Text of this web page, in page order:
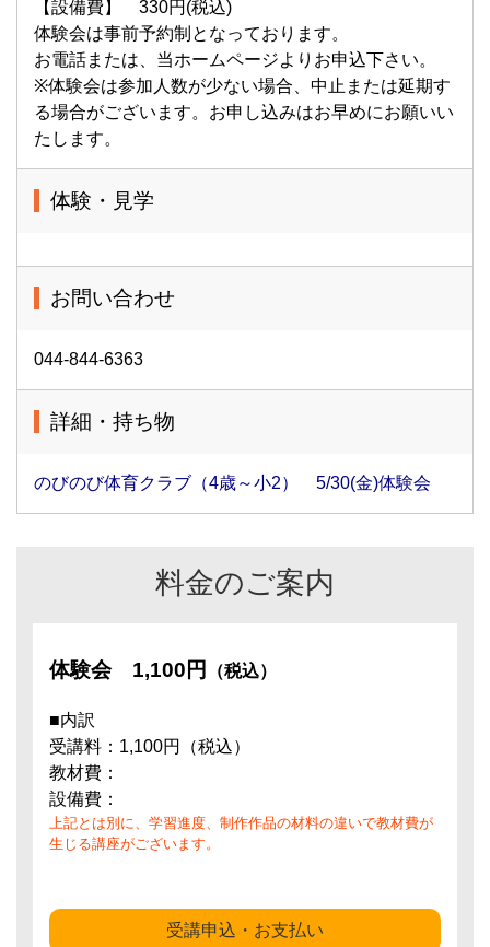
【設備費】 330円(税込)
体験会は事前予約制となっております。
お電話または、当ホームページよりお申込下さい。
※体験会は参加人数が少ない場合、中止または延期す
る場合がございます。お申し込みはお早めにお願いい
たします。
体験・見学
お問い合わせ
044-844-6363
詳細・持ち物
のびのび体育クラブ（4歳～小2） 5/30(金)体験会
料金のご案内
体験会 1,100円 （税込）
■内訳
受講料：1,100円（税込）
教材費：
設備費：
上記とは別に、学習進度、制作作品の材料の違いで教材費が
生じる講座がございます。
受講申込・お支払い